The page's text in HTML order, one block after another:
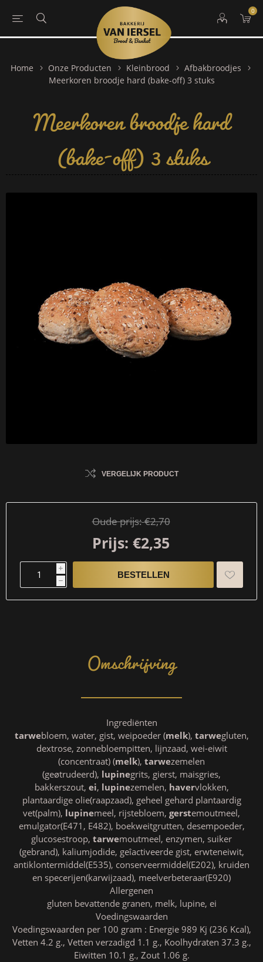
0
Home Onze Producten Kleinbrood
Afbakbroodjes
Meerkoren broodje hard (bake-off) 3 stuks
Meerkoren broodje hard
(bake-off) 3 stuks
VERGELIJK PRODUCT
Oude prijs:€2,70
Prijs: €2,35
i
h
Omschrijving
Ingrediënten
tarwebloem, water, gist, weipoeder (melk), tarwegluten,
dextrose, zonnebloempitten, lijnzaad, wei-eiwit
(concentraat) (melk), tarwezemelen
(geøtrudeerd), lupinegrits, gierst, maisgries,
bakkerszout, ei, lupinezemelen, havervlokken,
plantaardige olie(raapzaad), geheel gehard plantaardig
vet(palm), lupinemeel, rijstebloem, gerstemoutmeel,
emulgator(E471, E482), boekweitgrutten, desempoeder,
glucosestroop, tarwemoutmeel, enzymen, suiker
(gebrand), kaliumjodide, geîactiveerde gist, erwteneiwit,
antiklontermiddel(E535), conserveermiddel(E202), kruiden
en specerijen(karwijzaad), meelverbeteraar(E920)
Allergenen
gluten bevattende granen, melk, lupine, ei
Voedingswaarden
Voedingswaarden per 100 gram : Energie 989 Kj (236 Kcal),
Vetten 4.2 g., Vetten verzadigd 1.1 g., Koolhydraten 37.3 g.,
Eiwitten 10.1 g., Zout 1.06 g.